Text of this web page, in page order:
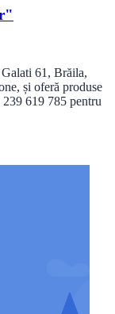
61, Brăila,
și oferă produse
619 785 pentru